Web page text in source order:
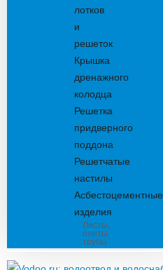
лотков
и
решеток
Крышка
дренажного
колодца
Решетка
придверного
поддона
Решетчатые
настилы
Асбестоцементные
изделия
Листы,
плиты,
трубы